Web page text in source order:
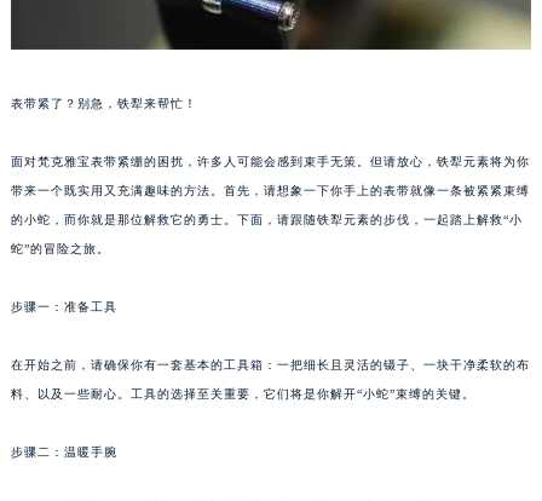
表带紧了？别急，铁犁来帮忙！
面对梵克雅宝表带紧绷的困扰，许多人可能会感到束手无策。但请放心，铁犁元素将为你
带来一个既实用又充满趣味的方法。首先，请想象一下你手上的表带就像一条被紧紧束缚
的小蛇，而你就是那位解救它的勇士。下面，请跟随铁犁元素的步伐，一起踏上解救“小
蛇”的冒险之旅。
步骤一：准备工具
在开始之前，请确保你有一套基本的工具箱：一把细长且灵活的镊子、一块干净柔软的布
料、以及一些耐心。工具的选择至关重要，它们将是你解开“小蛇”束缚的关键。
步骤二：温暖手腕